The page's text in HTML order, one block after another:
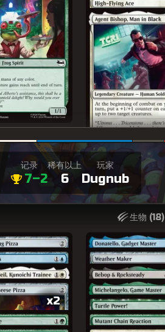
记录
7–2
稀有以上
6
玩家
Dugnub
生物 (18)
x2